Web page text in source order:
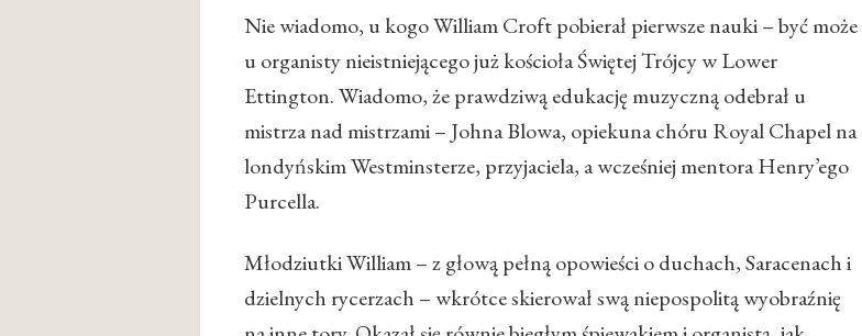
Nie wiadomo, u kogo William Croft pobierał pierwsze nauki – być może
u organisty nieistniejącego już kościoła Świętej Trójcy w Lower
Ettington. Wiadomo, że prawdziwą edukację muzyczną odebrał u
mistrza nad mistrzami – Johna Blowa, opiekuna chóru Royal Chapel na
londyńskim Westminsterze, przyjaciela, a wcześniej mentora Henry’ego
Purcella.
Młodziutki William – z głową pełną opowieści o duchach, Saracenach i
dzielnych rycerzach – wkrótce skierował swą niepospolitą wyobraźnię